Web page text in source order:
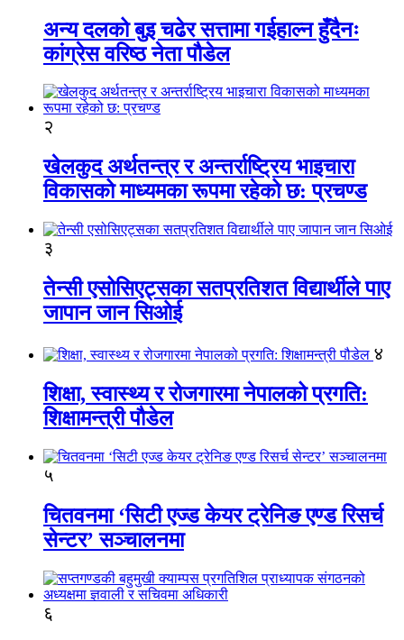
अन्य दलको बुइ चढेर सत्तामा गईहाल्न हुँदैनः
कांग्रेस वरिष्ठ नेता पौडेल
२
खेलकुद अर्थतन्त्र र अन्तर्राष्ट्रिय भाइचारा
विकासको माध्यमका रूपमा रहेको छ: प्रचण्ड
३
तेन्सी एसोसिएट्सका सतप्रतिशत विद्यार्थीले पाए
जापान जान सिओई
४
शिक्षा, स्वास्थ्य र रोजगारमा नेपालको प्रगति:
शिक्षामन्त्री पौडेल
५
चितवनमा ‘सिटी एज्ड केयर ट्रेनिङ एण्ड रिसर्च
सेन्टर’ सञ्चालनमा
६